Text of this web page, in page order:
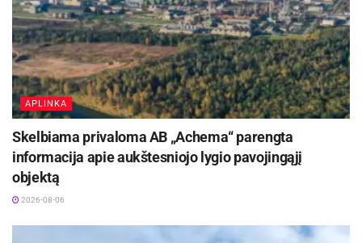
APLINKA
Skelbiama privaloma AB „Achema“ parengta
informacija apie aukštesniojo lygio pavojingąjį
objektą
2026-08-06